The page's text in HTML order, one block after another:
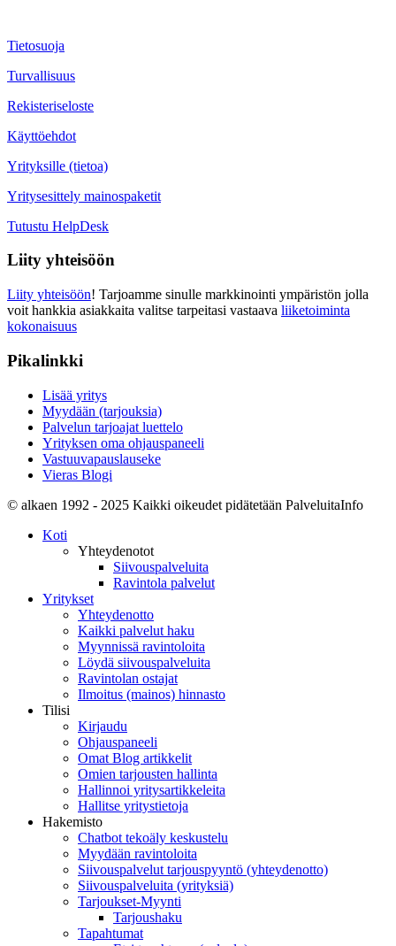
Tietosuoja
Turvallisuus
Rekisteriseloste
Käyttöehdot
Yrityksille (tietoa)
Yritysesittely mainospaketit
Tutustu HelpDesk
Liity yhteisöön
Liity yhteisöön! Tarjoamme sinulle markkinointi ympäristön jolla
voit hankkia asiakkaita valitse tarpeitasi vastaava liiketoiminta
kokonaisuus
Pikalinkki
Lisää yritys
Myydään (tarjouksia)
Palvelun tarjoajat luettelo
Yrityksen oma ohjauspaneeli
Vastuuvapauslauseke
Vieras Blogi
© alkaen 1992 - 2025 Kaikki oikeudet pidätetään PalveluitaInfo
Koti
Yhteydenotot
Siivouspalveluita
Ravintola palvelut
Yritykset
Yhteydenotto
Kaikki palvelut haku
Myynnissä ravintoloita
Löydä siivouspalveluita
Ravintolan ostajat
Ilmoitus (mainos) hinnasto
Tilisi
Kirjaudu
Ohjauspaneeli
Omat Blog artikkelit
Omien tarjousten hallinta
Hallinnoi yritysartikkeleita
Hallitse yritystietoja
Hakemisto
Chatbot tekoäly keskustelu
Myydään ravintoloita
Siivouspalvelut tarjouspyyntö (yhteydenotto)
Siivouspalveluita (yrityksiä)
Tarjoukset-Myynti
Tarjoushaku
Tapahtumat